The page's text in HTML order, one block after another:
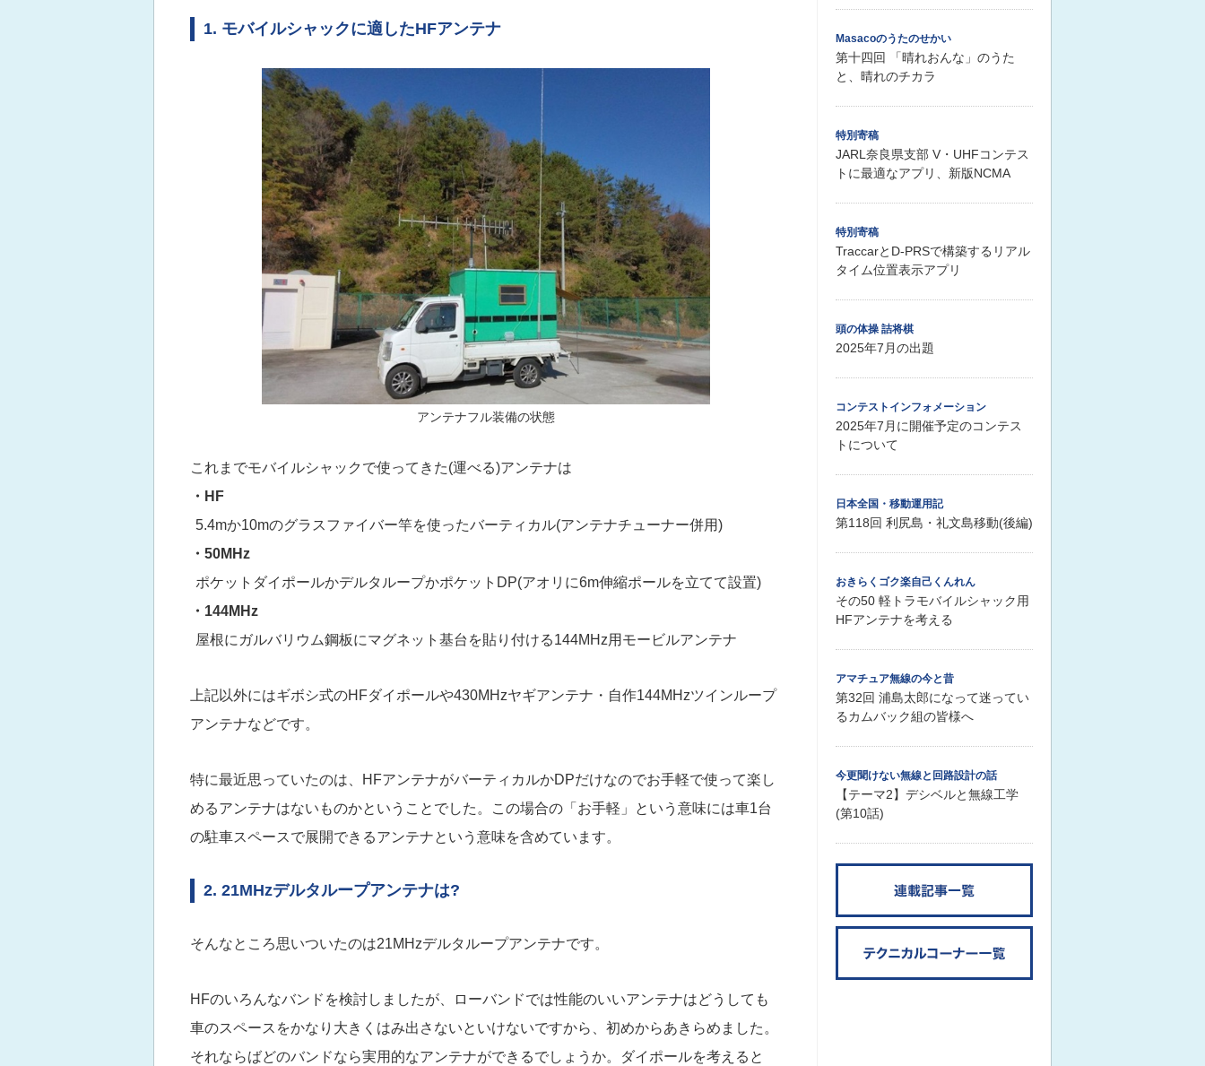
1. モバイルシャックに適したHFアンテナ
アンテナフル装備の状態
これまでモバイルシャックで使ってきた(運べる)アンテナは
・HF
5.4mか10mのグラスファイバー竿を使ったバーティカル(アンテナチューナー併用)
・50MHz
ポケットダイポールかデルタループかポケットDP(アオリに6m伸縮ポールを立てて設置)
・144MHz
屋根にガルバリウム鋼板にマグネット基台を貼り付ける144MHz用モービルアンテナ
上記以外にはギボシ式のHFダイポールや430MHzヤギアンテナ・自作144MHzツインループ
アンテナなどです。
特に最近思っていたのは、HFアンテナがバーティカルかDPだけなのでお手軽で使って楽し
めるアンテナはないものかということでした。この場合の「お手軽」という意味には車1台
の駐車スペースで展開できるアンテナという意味を含めています。
2. 21MHzデルタループアンテナは?
そんなところ思いついたのは21MHzデルタループアンテナです。
HFのいろんなバンドを検討しましたが、ローバンドでは性能のいいアンテナはどうしても
車のスペースをかなり大きくはみ出さないといけないですから、初めからあきらめました。
それならばどのバンドなら実用的なアンテナができるでしょうか。ダイポールを考えると
Masacoのうたのせかい
第十四回 「晴れおんな」のうた
と、晴れのチカラ
特別寄稿
JARL奈良県支部 V・UHFコンテス
トに最適なアプリ、新版NCMA
特別寄稿
TraccarとD-PRSで構築するリアル
タイム位置表示アプリ
頭の体操 詰将棋
2025年7月の出題
コンテストインフォメーション
2025年7月に開催予定のコンテス
トについて
日本全国・移動運用記
第118回 利尻島・礼文島移動(後編)
おきらくゴク楽自己くんれん
その50 軽トラモバイルシャック用
HFアンテナを考える
アマチュア無線の今と昔
第32回 浦島太郎になって迷ってい
るカムバック組の皆様へ
今更聞けない無線と回路設計の話
【テーマ2】デシベルと無線工学
(第10話)